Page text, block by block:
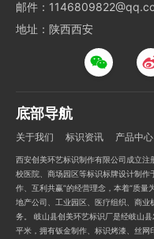
邮件：
地址：陕西西安
底部导航
关于我们 标识资讯 产品中心
西安创美环艺标识制作有限公司成立
校医院、商场园区等标识标牌设计制作
作、互利共赢”的经营理念，本着“质量
地产公司、工业园区、医疗组织、商
务。 岐山县创美环艺标识厂是经岐山
平米，拥有钣金制作、标识烤漆、丝